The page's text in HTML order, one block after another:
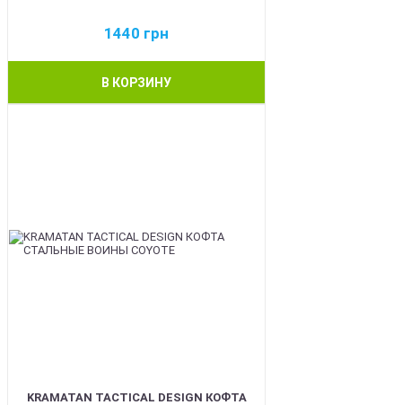
1440 грн
В КОРЗИНУ
KRAMATAN TACTICAL DESIGN КОФТА